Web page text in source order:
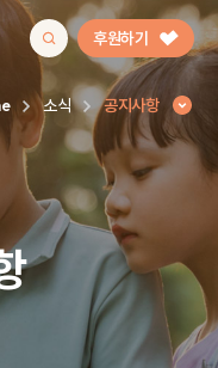
후원하기
#팬덤후원
소식 공지사항